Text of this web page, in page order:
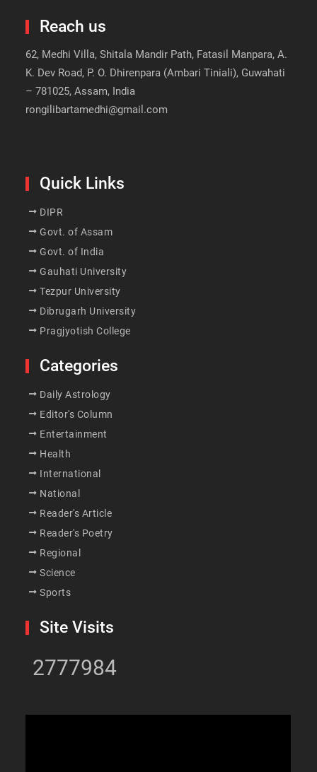
Reach us
62, Medhi Villa, Shitala Mandir Path, Fatasil Manpara, A.
K. Dev Road, P. O. Dhirenpara (Ambari Tiniali), Guwahati
– 781025, Assam, India
rongilibartamedhi@gmail.com
Quick Links
DIPR
Govt. of Assam
Govt. of India
Gauhati University
Tezpur University
Dibrugarh University
Pragjyotish College
Categories
Daily Astrology
Editor's Column
Entertainment
Health
International
National
Reader's Article
Reader's Poetry
Regional
Science
Sports
Site Visits
2777984